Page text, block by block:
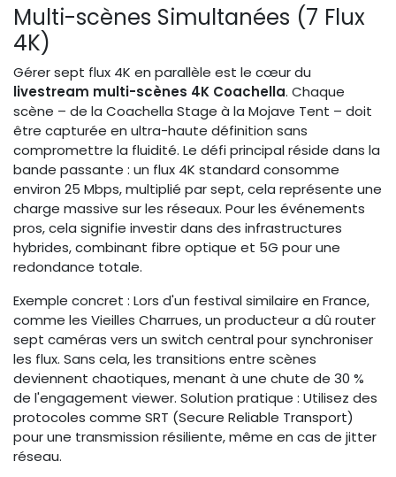
Multi-scènes Simultanées (7 Flux
4K)
Gérer sept flux 4K en parallèle est le cœur du
livestream multi-scènes 4K Coachella. Chaque
scène – de la Coachella Stage à la Mojave Tent – doit
être capturée en ultra-haute définition sans
compromettre la fluidité. Le défi principal réside dans la
bande passante : un flux 4K standard consomme
environ 25 Mbps, multiplié par sept, cela représente une
charge massive sur les réseaux. Pour les événements
pros, cela signifie investir dans des infrastructures
hybrides, combinant fibre optique et 5G pour une
redondance totale.
Exemple concret : Lors d'un festival similaire en France,
comme les Vieilles Charrues, un producteur a dû router
sept caméras vers un switch central pour synchroniser
les flux. Sans cela, les transitions entre scènes
deviennent chaotiques, menant à une chute de 30 %
de l'engagement viewer. Solution pratique : Utilisez des
protocoles comme SRT (Secure Reliable Transport)
pour une transmission résiliente, même en cas de jitter
réseau.